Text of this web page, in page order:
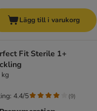
Lägg till i varukorg
Fit Sterile 1+
4.4/5 (9)